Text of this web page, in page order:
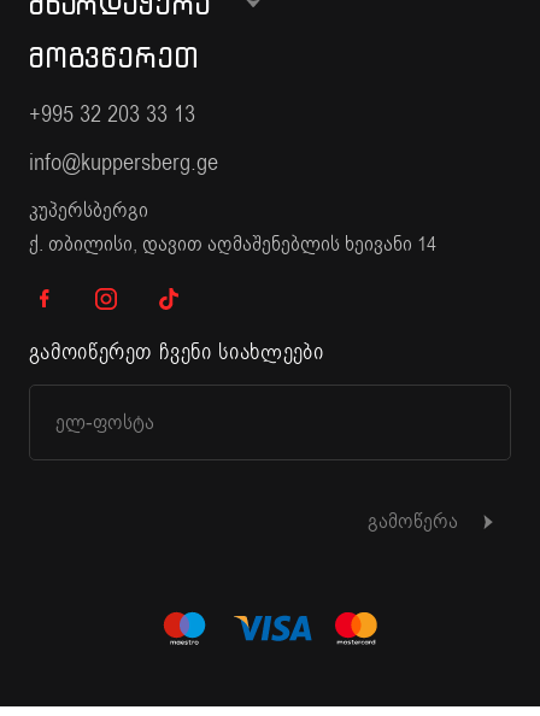
ᲛᲝᲒᲕᲬᲔᲠᲔᲗ
+995 32 203 33 13
info@kuppersberg.ge
კუპერსბერგი
ქ. თბილისი, დავით აღმაშენებლის ხეივანი 14
გამოიწერეთ ჩვენი სიახლეები
გამოწერა